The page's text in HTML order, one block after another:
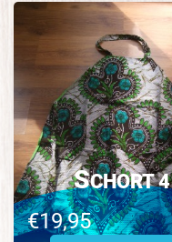
SCHORT 4
€19,95